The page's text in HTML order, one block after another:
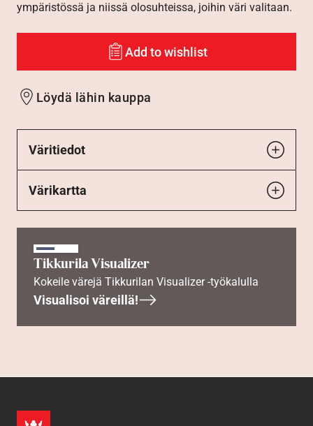
ympäristössä ja niissä olosuhteissa, joihin väri valitaan.
Add to wishlist
Löydä lähin kauppa
Väritiedot
Värikartta
Tikkurila Visualizer
Kokeile värejä Tikkurilan Visualizer -työkalulla
Visualisoi väreillä!